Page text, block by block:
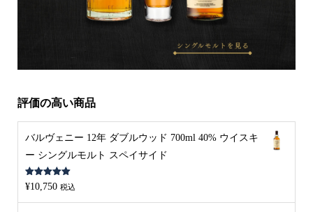
評価の高い商品
バルヴェニー 12年 ダブルウッド 700ml 40% ウイスキ
ー シングルモルト スペイサイド
5段階中5.00
の評価
¥10,750 税込